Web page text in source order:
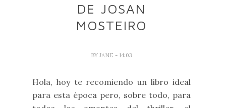
DE JOSAN
MOSTEIRO
BY JANE - 14:03
Hola, hoy te recomiendo un libro ideal
para esta época pero, sobre todo, para